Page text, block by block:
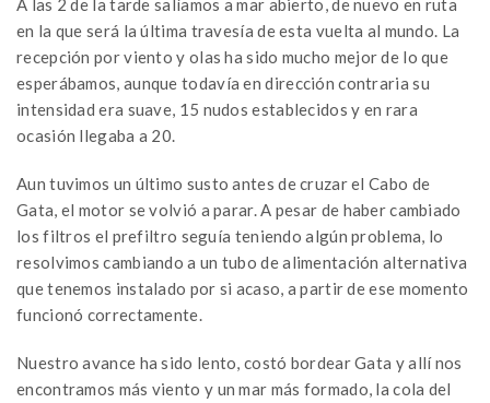
en la que será la última travesía de esta vuelta al mundo. La
recepción por viento y olas ha sido mucho mejor de lo que
esperábamos, aunque todavía en dirección contraria su
intensidad era suave, 15 nudos establecidos y en rara
ocasión llegaba a 20.
Aun tuvimos un último susto antes de cruzar el Cabo de
Gata, el motor se volvió a parar. A pesar de haber cambiado
los filtros el prefiltro seguía teniendo algún problema, lo
resolvimos cambiando a un tubo de alimentación alternativa
que tenemos instalado por si acaso, a partir de ese momento
funcionó correctamente.
Nuestro avance ha sido lento, costó bordear Gata y allí nos
encontramos más viento y un mar más formado, la cola del